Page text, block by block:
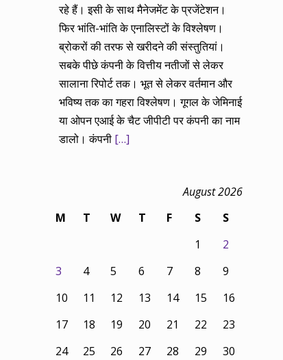
रहे हैं। इसी के साथ मैनेजमेंट के प्रजेंटेशन।
फिर भांति-भांति के एनालिस्टों के विश्लेषण।
ब्रोकरों की तरफ से खरीदने की संस्तुतियां।
सबके पीछे कंपनी के वित्तीय नतीजों से लेकर
सालाना रिपोर्ट तक। भूत से लेकर वर्तमान और
भविष्य तक का गहरा विश्लेषण। गूगल के जेमिनाई
या ओपन एआई के चैट जीपीटी पर कंपनी का नाम
डालो। कंपनी […]
August 2026
M
T W T F S
S
1
2
3
4 5 6 7 8
9
10
11 12 13 14 15
16
17
18 19 20 21 22
23
24
25 26 27 28 29
30